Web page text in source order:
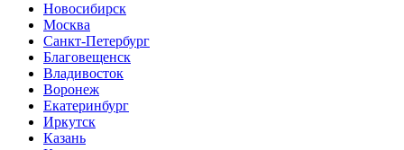
Новосибирск
Москва
Санкт-Петербург
Благовещенск
Владивосток
Воронеж
Екатеринбург
Иркутск
Казань